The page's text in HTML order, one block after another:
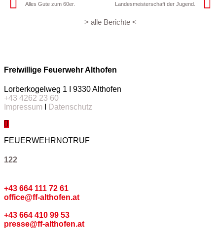
Alles Gute zum 60er. Landesmeisterschaft der Jugend.
> alle Berichte <
Freiwillige Feuerwehr Althofen
Lorberkogelweg 1 I 9330 Althofen
+43 4262 23 60
Impressum
Datenschutz
FEUERWEHRNOTRUF
122
+43 664 111 72 61
office@ff-althofen.at
+43 664 410 99 53
presse@ff-althofen.at